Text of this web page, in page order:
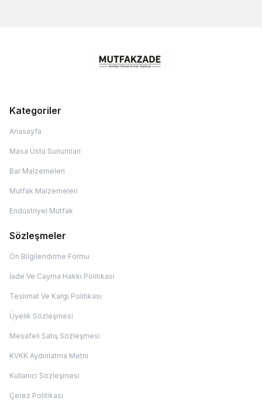
Kategoriler
Anasayfa
Masa Üstü Sunumları
Bar Malzemeleri
Mutfak Malzemeleri
Endüstriyel Mutfak
Sözleşmeler
Ön Bilgilendirme Formu
İade Ve Cayma Hakkı Politikası
Teslimat Ve Kargı Politikası
Üyelik Sözleşmesi
Mesafeli Satış Sözleşmesi
KVKK Aydınlatma Metni
Kullanıcı Sözleşmesi
Çerez Politikası